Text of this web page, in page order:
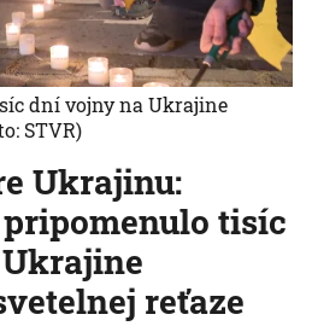
Ukrajinu:
tisíc
reťaze
dní vojny na Ukrajine
STVR)